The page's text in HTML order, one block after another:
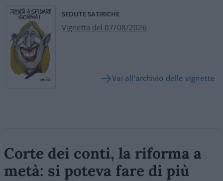
SEDUTE SATIRICHE
Vignetta del 07/08/2026
Vai all'archivio delle vignette
Corte dei conti, la riforma a
metà: si poteva fare di più